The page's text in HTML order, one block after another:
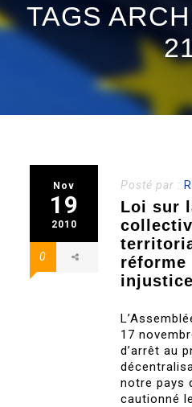
TAGS
Nov
19
2010
0
Posté par :
Loi sur
réforme
17
d’arrêt au
notre pays
cautionné